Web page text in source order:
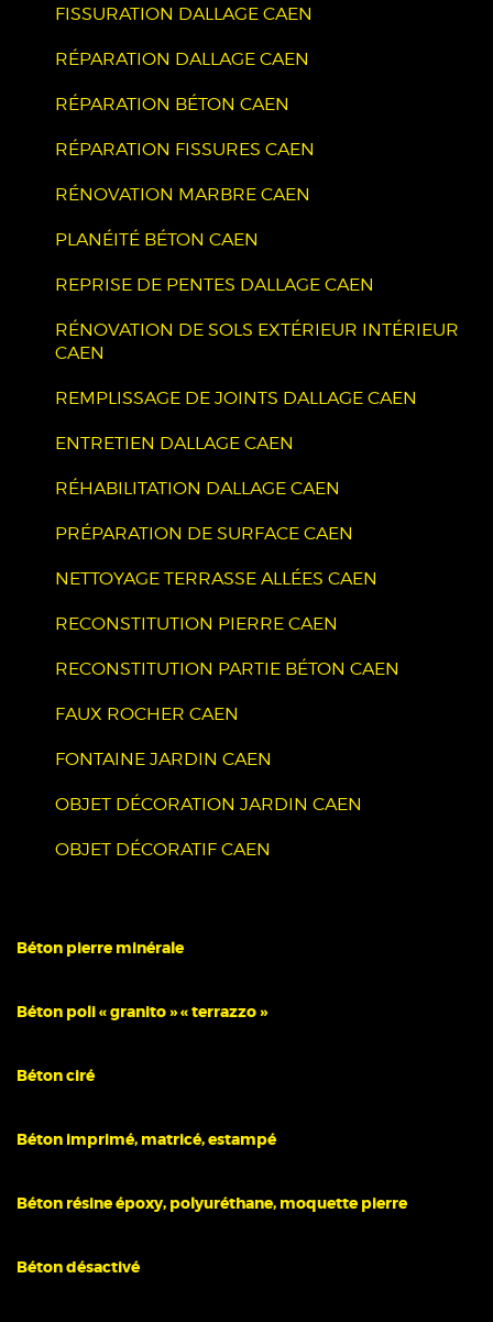
FISSURATION DALLAGE CAEN
RÉPARATION DALLAGE CAEN
RÉPARATION BÉTON CAEN
RÉPARATION FISSURES CAEN
RÉNOVATION MARBRE CAEN
PLANÉITÉ BÉTON CAEN
REPRISE DE PENTES DALLAGE CAEN
RÉNOVATION DE SOLS EXTÉRIEUR INTÉRIEUR
CAEN
REMPLISSAGE DE JOINTS DALLAGE CAEN
ENTRETIEN DALLAGE CAEN
RÉHABILITATION DALLAGE CAEN
PRÉPARATION DE SURFACE CAEN
NETTOYAGE TERRASSE ALLÉES CAEN
RECONSTITUTION PIERRE CAEN
RECONSTITUTION PARTIE BÉTON CAEN
FAUX ROCHER CAEN
FONTAINE JARDIN CAEN
OBJET DÉCORATION JARDIN CAEN
OBJET DÉCORATIF CAEN
Béton pierre minérale
Béton poli « granito » « terrazzo »
Béton ciré
Béton imprimé, matricé, estampé
Béton résine époxy, polyuréthane, moquette pierre
Béton désactivé